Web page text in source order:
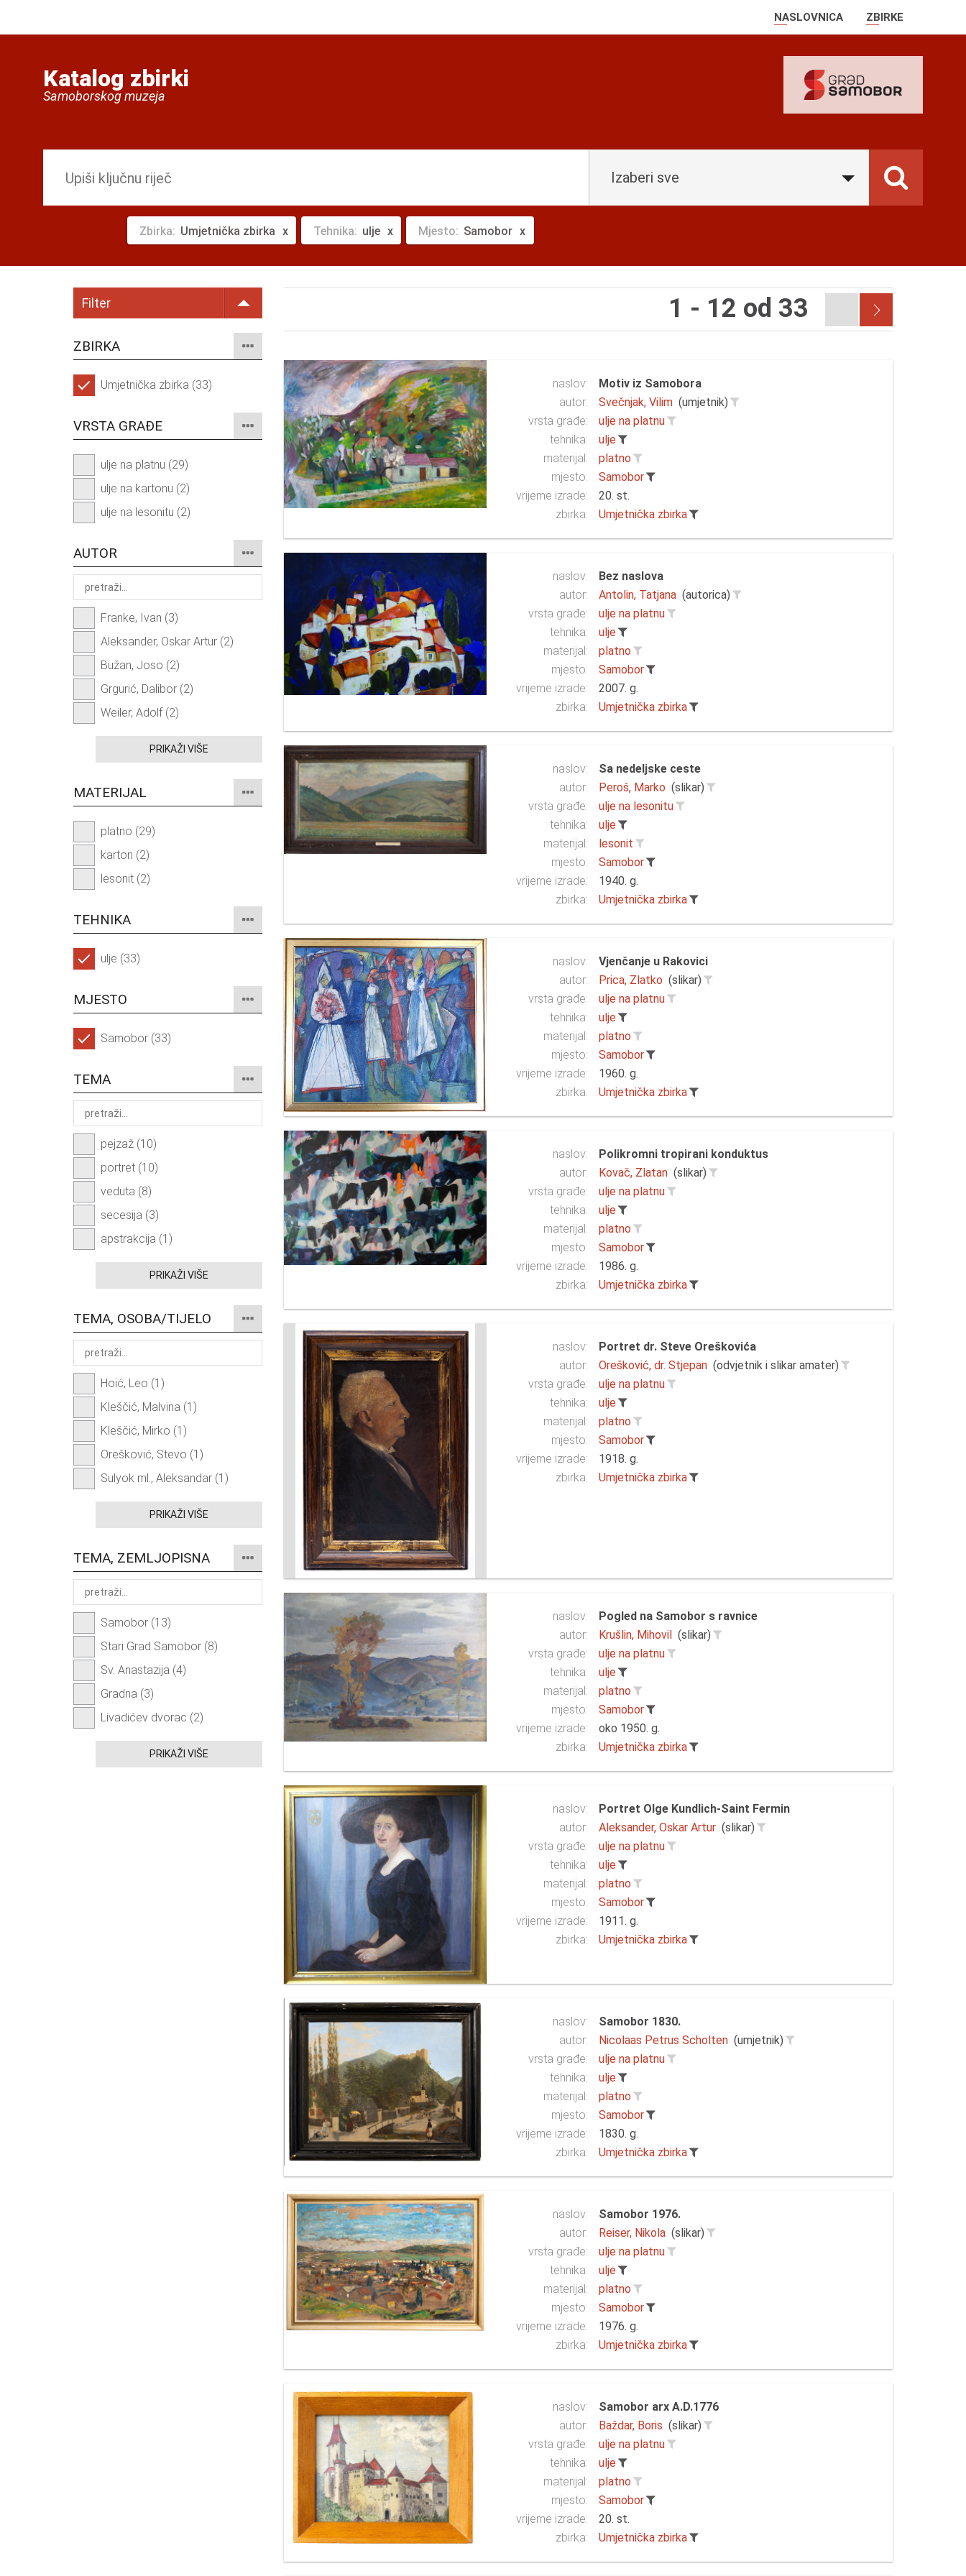
NASLOVNICA ZBIRKE
Katalog zbirki
Samoborskog muzeja
Izaberi sve
Zbirka: Umjetnička zbirka Tehnika: ulje Mjesto: Samobor
Filter
ZBIRKA
Umjetnička zbirka (33)
VRSTA GRAĐE
ulje na platnu (29)
ulje na kartonu (2)
ulje na lesonitu (2)
AUTOR
Franke, Ivan (3)
Aleksander, Oskar Artur (2)
Bužan, Joso (2)
Grgurić, Dalibor (2)
Weiler, Adolf (2)
PRIKAŽI VIŠE
MATERIJAL
platno (29)
karton (2)
lesonit (2)
TEHNIKA
ulje (33)
MJESTO
Samobor (33)
TEMA
pejzaž (10)
portret (10)
veduta (8)
secesija (3)
apstrakcija (1)
PRIKAŽI VIŠE
TEMA, OSOBA/TIJELO
Hoić, Leo (1)
Kleščić, Malvina (1)
Kleščić, Mirko (1)
Orešković, Stevo (1)
Sulyok ml., Aleksandar (1)
PRIKAŽI VIŠE
TEMA, ZEMLJOPISNA
Samobor (13)
Stari Grad Samobor (8)
Sv. Anastazija (4)
Gradna (3)
Livadićev dvorac (2)
PRIKAŽI VIŠE
1 - 12 od 33
naslov:
Motiv iz Samobora
autor:
Svečnjak, Vilim (umjetnik)
vrsta građe:
ulje na platnu
tehnika:
ulje
materijal:
platno
mjesto:
Samobor
vrijeme izrade:
20. st.
zbirka:
Umjetnička zbirka
naslov:
Bez naslova
autor:
Antolin, Tatjana (autorica)
vrsta građe:
ulje na platnu
tehnika:
ulje
materijal:
platno
mjesto:
Samobor
vrijeme izrade:
2007. g.
zbirka:
Umjetnička zbirka
naslov:
Sa nedeljske ceste
autor:
Peroš, Marko (slikar)
vrsta građe:
ulje na lesonitu
tehnika:
ulje
materijal:
lesonit
mjesto:
Samobor
vrijeme izrade:
1940. g.
zbirka:
Umjetnička zbirka
naslov:
Vjenčanje u Rakovici
autor:
Prica, Zlatko (slikar)
vrsta građe:
ulje na platnu
tehnika:
ulje
materijal:
platno
mjesto:
Samobor
vrijeme izrade:
1960. g.
zbirka:
Umjetnička zbirka
naslov:
Polikromni tropirani konduktus
autor:
Kovač, Zlatan (slikar)
vrsta građe:
ulje na platnu
tehnika:
ulje
materijal:
platno
mjesto:
Samobor
vrijeme izrade:
1986. g.
zbirka:
Umjetnička zbirka
naslov:
Portret dr. Steve Oreškovića
autor:
Orešković, dr. Stjepan (odvjetnik i slikar amater)
vrsta građe:
ulje na platnu
tehnika:
ulje
materijal:
platno
mjesto:
Samobor
vrijeme izrade:
1918. g.
zbirka:
Umjetnička zbirka
naslov:
Pogled na Samobor s ravnice
autor:
Krušlin, Mihovil (slikar)
vrsta građe:
ulje na platnu
tehnika:
ulje
materijal:
platno
mjesto:
Samobor
vrijeme izrade:
oko 1950. g.
zbirka:
Umjetnička zbirka
naslov:
Portret Olge Kundlich-Saint Fermin
autor:
Aleksander, Oskar Artur (slikar)
vrsta građe:
ulje na platnu
tehnika:
ulje
materijal:
platno
mjesto:
Samobor
vrijeme izrade:
1911. g.
zbirka:
Umjetnička zbirka
naslov:
Samobor 1830.
autor:
Nicolaas Petrus Scholten (umjetnik)
vrsta građe:
ulje na platnu
tehnika:
ulje
materijal:
platno
mjesto:
Samobor
vrijeme izrade:
1830. g.
zbirka:
Umjetnička zbirka
naslov:
Samobor 1976.
autor:
Reiser, Nikola (slikar)
vrsta građe:
ulje na platnu
tehnika:
ulje
materijal:
platno
mjesto:
Samobor
vrijeme izrade:
1976. g.
zbirka:
Umjetnička zbirka
naslov:
Samobor arx A.D.1776
autor:
Baždar, Boris (slikar)
vrsta građe:
ulje na platnu
tehnika:
ulje
materijal:
platno
mjesto:
Samobor
vrijeme izrade:
20. st.
zbirka:
Umjetnička zbirka